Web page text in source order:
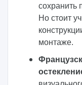
сохранить
Но стоит
монтаже.